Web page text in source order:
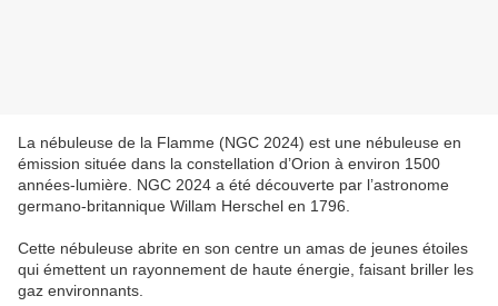
La nébuleuse de la Flamme (NGC 2024) est une nébuleuse en
émission située dans la constellation d’Orion à environ 1500
années-lumière. NGC 2024 a été découverte par l’astronome
germano-britannique Willam Herschel en 1796.
Cette nébuleuse abrite en son centre un amas de jeunes étoiles
qui émettent un rayonnement de haute énergie, faisant briller les
gaz environnants.